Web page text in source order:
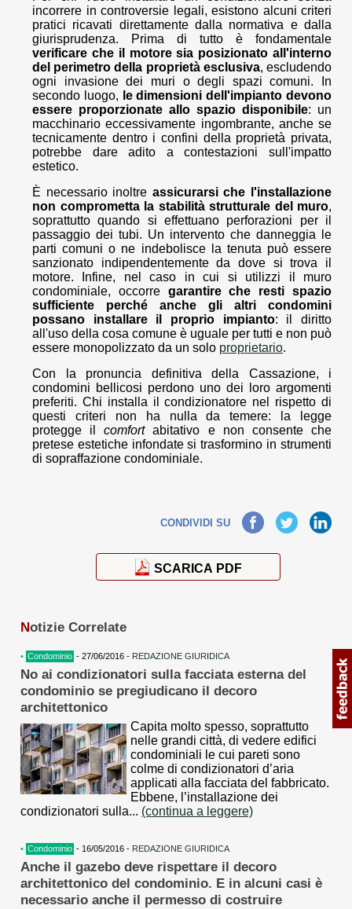
incorrere in controversie legali, esistono alcuni criteri
pratici ricavati direttamente dalla normativa e dalla
giurisprudenza. Prima di tutto è fondamentale
verificare che il motore sia posizionato all'interno
del perimetro della proprietà esclusiva, escludendo
ogni invasione dei muri o degli spazi comuni. In
secondo luogo, le dimensioni dell'impianto devono
essere proporzionate allo spazio disponibile: un
macchinario eccessivamente ingombrante, anche se
tecnicamente dentro i confini della proprietà privata,
potrebbe dare adito a contestazioni sull'impatto
estetico.
È necessario inoltre assicurarsi che l'installazione
non comprometta la stabilità strutturale del muro,
soprattutto quando si effettuano perforazioni per il
passaggio dei tubi. Un intervento che danneggia le
parti comuni o ne indebolisce la tenuta può essere
sanzionato indipendentemente da dove si trova il
motore. Infine, nel caso in cui si utilizzi il muro
condominiale, occorre garantire che resti spazio
sufficiente perché anche gli altri condomini
possano installare il proprio impianto: il diritto
all'uso della cosa comune è uguale per tutti e non può
essere monopolizzato da un solo proprietario.
Con la pronuncia definitiva della Cassazione, i
condomini bellicosi perdono uno dei loro argomenti
preferiti. Chi installa il condizionatore nel rispetto di
questi criteri non ha nulla da temere: la legge
protegge ilcomfortabitativo e non consente che
pretese estetiche infondate si trasformino in strumenti
di sopraffazione condominiale.
CONDIVIDI SUFacebook TwitterLinkedIn
SCARICA PDF
Notizie Correlate
• Condominio - 27/06/2016 - REDAZIONE GIURIDICA
No ai condizionatori sulla facciata esterna del
condominio se pregiudicano il decoro
architettonico
Capita molto spesso, soprattutto
nelle grandi città, di vedere edifici
condominiali le cui pareti sono
colme di condizionatori d’aria
applicati alla facciata del fabbricato.
Ebbene, l’installazione dei
condizionatori sulla... (continua a leggere)
• Condominio - 16/05/2016 - REDAZIONE GIURIDICA
Anche il gazebo deve rispettare il decoro
architettonico del condominio. E in alcuni casi è
necessario anche il permesso di costruire